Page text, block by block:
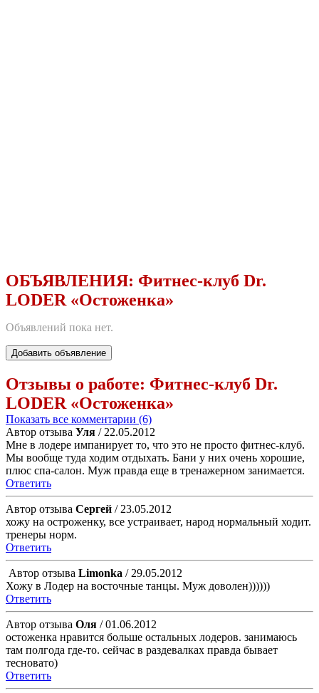
ОБЪЯВЛЕНИЯ: Фитнес-клуб Dr.
LODER «Остоженка»
Объявлений пока нет.
Добавить объявление
Отзывы о работе: Фитнес-клуб Dr.
LODER «Остоженка»
Показать все комментарии (6)
Автор отзыва Уля / 22.05.2012
Мне в лодере импанирует то, что это не просто фитнес-клуб.
Мы вообще туда ходим отдыхать. Бани у них очень хорошие,
плюс спа-салон. Муж правда еще в тренажерном занимается.
Ответить
Автор отзыва Сергей / 23.05.2012
хожу на остроженку, все устраивает, народ нормальный ходит.
тренеры норм.
Ответить
Автор отзыва Limonka / 29.05.2012
Хожу в Лодер на восточные танцы. Муж доволен))))))
Ответить
Автор отзыва Оля / 01.06.2012
остоженка нравится больше остальных лодеров. занимаюсь
там полгода где-то. сейчас в раздевалках правда бывает
тесновато)
Ответить